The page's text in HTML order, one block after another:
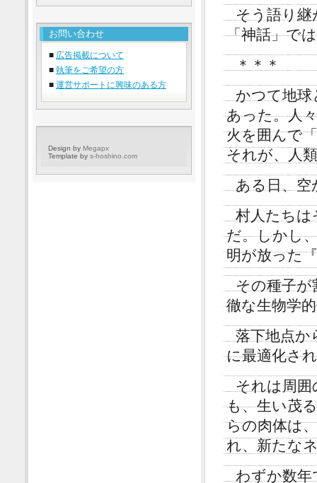
そう語り
「神話」で
＊＊＊
かつて地球
あった。人
火を囲んで
それが、人
ある日、空
村人たちは
だ。しかし
明が放った
その種子が
徹な生物学
落下地点か
に最適化さ
それは周囲
も、生い茂
らの肉体は
れ、新たな
わずか数年
お問い合わせ
■ 広告掲載について
■ 執筆をご希望の方
■ 運営サポートに興味のある方
Design by Megapx
Template by s-hoshino.com